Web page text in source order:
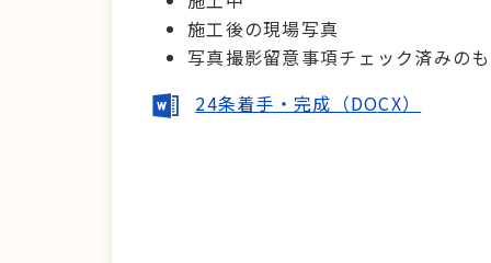
施工後の現場写真
写真撮影留意事項チェック済みの
24条着手・完成（DOCX）